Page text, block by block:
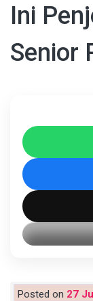
Ini
Senior
Posted on 27